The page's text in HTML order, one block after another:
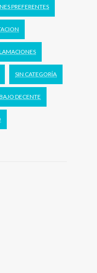
PREFERENTES
SIN CATEGORÍA
DECENTE